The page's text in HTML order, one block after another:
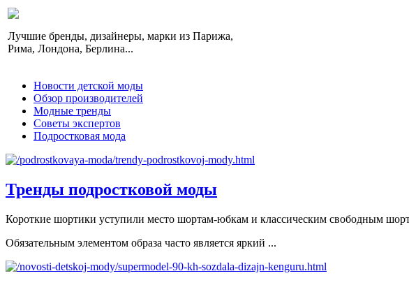
Лучшие бренды, дизайнеры, марки из Парижа,
Рима, Лондона, Берлина...
Новости детской моды
Обзор производителей
Модные тренды
Советы экспертов
Подростковая мода
Тренды подростковой моды
Короткие шортики уступили место шортам-юбкам и классическим свободным
Обязательным элементом образа часто является яркий ...